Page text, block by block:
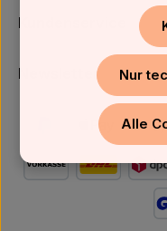
Kundenservice
Newsletter Nur
Alle